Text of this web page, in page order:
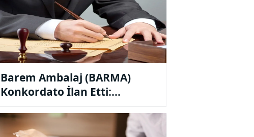
Barem Ambalaj (BARMA)
Konkordato İlan Etti:
Mahkemeden 3 Aylık Geçici
Mühlet Kararı